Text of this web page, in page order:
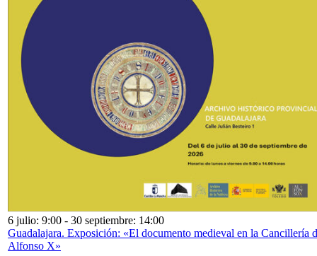
6 julio: 9:00 - 30 septiembre: 14:00
Guadalajara. Exposición: «El documento medieval en la Cancillería
Alfonso X»